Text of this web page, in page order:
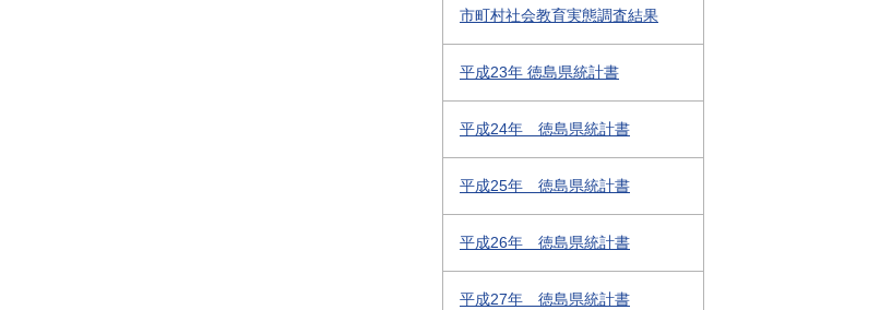
市町村社会教育実態調査結果
平成23年 徳島県統計書
平成24年 徳島県統計書
平成25年 徳島県統計書
平成26年 徳島県統計書
平成27年 徳島県統計書